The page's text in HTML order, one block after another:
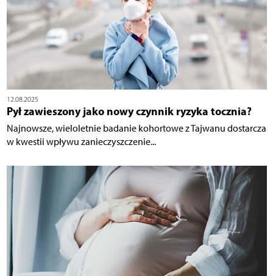
12.08.2025
Pył zawieszony jako nowy czynnik ryzyka tocznia?
Najnowsze, wieloletnie badanie kohortowe z Tajwanu dostarcza
w kwestii wpływu zanieczyszczenie...